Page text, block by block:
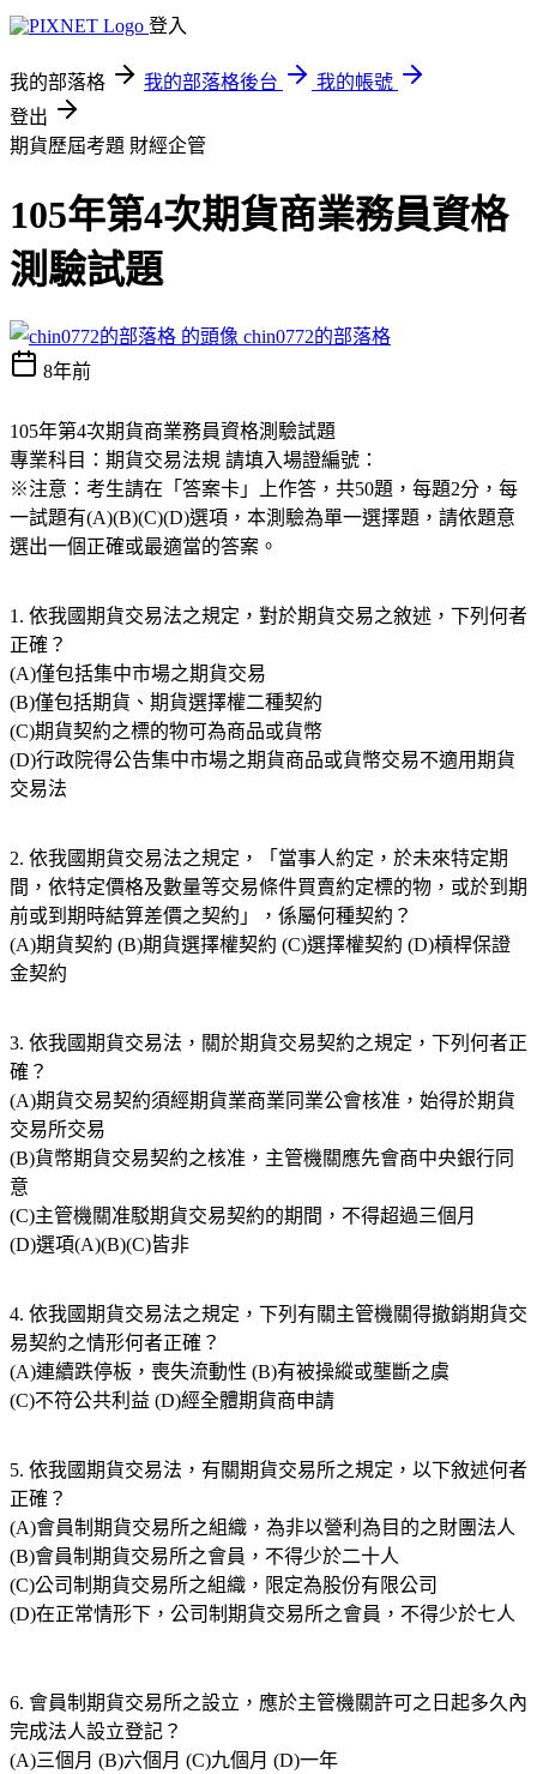
登入
我的部落格 我的部落格後台
我的帳號
登出
期貨歷屆考題 財經企管
105年第4次期貨商業務員資格
測驗試題
chin0772的部落格
8年前
105年第4次期貨商業務員資格測驗試題
專業科目：期貨交易法規 請填入場證編號：
※注意：考生請在「答案卡」上作答，共50題，每題2分，每
一試題有(A)(B)(C)(D)選項，本測驗為單一選擇題，請依題意
選出一個正確或最適當的答案。
1. 依我國期貨交易法之規定，對於期貨交易之敘述，下列何者
正確？
(A)僅包括集中市場之期貨交易
(B)僅包括期貨、期貨選擇權二種契約
(C)期貨契約之標的物可為商品或貨幣
(D)行政院得公告集中市場之期貨商品或貨幣交易不適用期貨
交易法
2. 依我國期貨交易法之規定，「當事人約定，於未來特定期
間，依特定價格及數量等交易條件買賣約定標的物，或於到期
前或到期時結算差價之契約」，係屬何種契約？
(A)期貨契約 (B)期貨選擇權契約 (C)選擇權契約 (D)槓桿保證
金契約
3. 依我國期貨交易法，關於期貨交易契約之規定，下列何者正
確？
(A)期貨交易契約須經期貨業商業同業公會核准，始得於期貨
交易所交易
(B)貨幣期貨交易契約之核准，主管機關應先會商中央銀行同
意
(C)主管機關准駁期貨交易契約的期間，不得超過三個月
(D)選項(A)(B)(C)皆非
4. 依我國期貨交易法之規定，下列有關主管機關得撤銷期貨交
易契約之情形何者正確？
(A)連續跌停板，喪失流動性 (B)有被操縱或壟斷之虞
(C)不符公共利益 (D)經全體期貨商申請
5. 依我國期貨交易法，有關期貨交易所之規定，以下敘述何者
正確？
(A)會員制期貨交易所之組織，為非以營利為目的之財團法人
(B)會員制期貨交易所之會員，不得少於二十人
(C)公司制期貨交易所之組織，限定為股份有限公司
(D)在正常情形下，公司制期貨交易所之會員，不得少於七人
6. 會員制期貨交易所之設立，應於主管機關許可之日起多久內
完成法人設立登記？
(A)三個月 (B)六個月 (C)九個月 (D)一年